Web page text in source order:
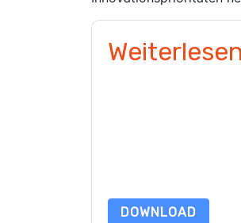
Weiterlesen
DOWNLOAD